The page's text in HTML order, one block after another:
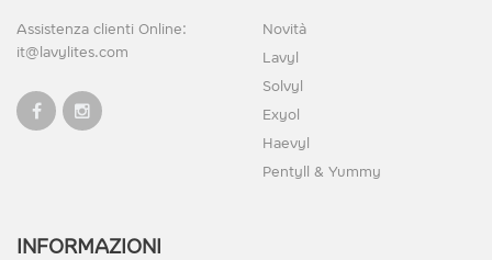
Assistenza clienti Online:
it@lavylites.com
Novità
Lavyl
Solvyl
Exyol
Haevyl
Pentyll & Yummy
INFORMAZIONI